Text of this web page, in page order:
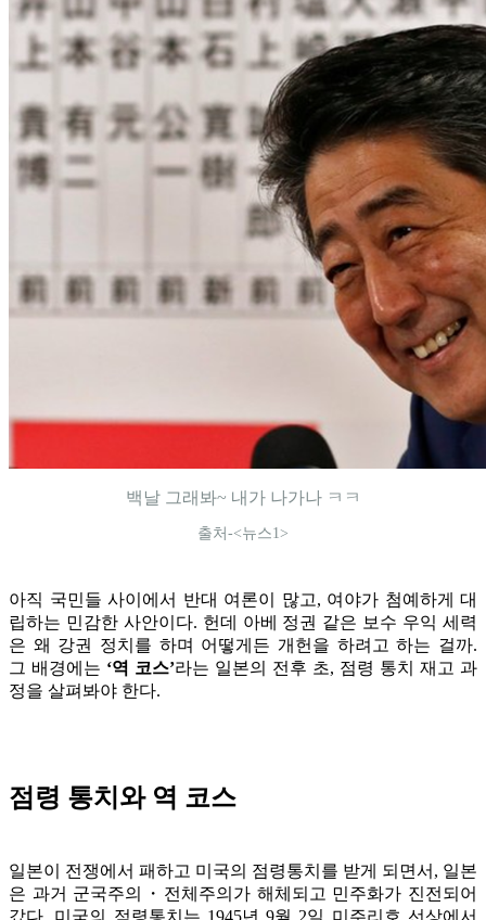
백날 그래봐~ 내가 나가나 ㅋㅋ
출처-<뉴스1>
아직 국민들 사이에서 반대 여론이 많고, 여야가 첨예하게 대
립하는 민감한 사안이다. 헌데 아베 정권 같은 보수 우익 세력
은 왜 강권 정치를 하며 어떻게든 개헌을 하려고 하는 걸까.
그 배경에는 ‘역 코스’라는 일본의 전후 초, 점령 통치 재고 과
정을 살펴봐야 한다.
점령 통치와 역 코스
일본이 전쟁에서 패하고 미국의 점령통치를 받게 되면서, 일본
은 과거 군국주의・전체주의가 해체되고 민주화가 진전되어
갔다. 미국의 점령통치는 1945년 9월 2일 미주리호 선상에서